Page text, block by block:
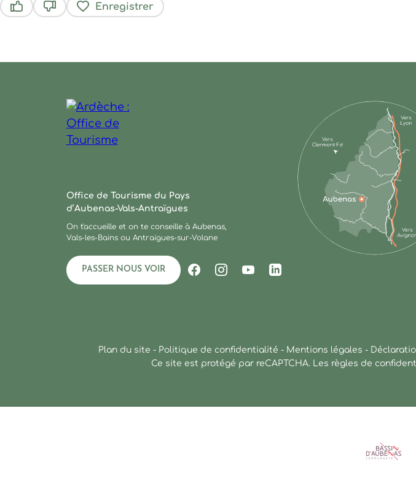
Enregistrer
Office de Tourisme du Pays
d’Aubenas-Vals-Antraïgues
On t'accueille et on te conseille à Aubenas,
Vals-les-Bains ou Antraigues-sur-Volane
PASSER NOUS VOIR
Suivez-nous sur Facebook
Suivez-nous sur Instagram
Suivez-nous sur Youtube
Suivez-nous sur Linkedin
Plan du site - Politique de confidentialité - Mentions légales -
Ce site est protégé par reCAPTCHA. Les règles de